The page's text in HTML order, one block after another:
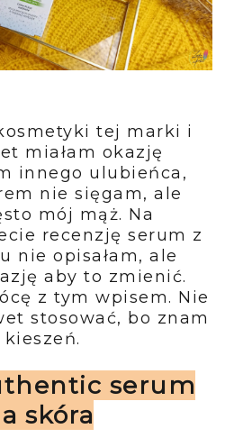
tej marki i
miałam okazję
innego ulubieńca,
nie sięgam, ale
mój mąż. Na
recenzję serum z
nie opisałam, ale
aby to zmienić.
z tym wpisem. Nie
stosować, bo znam
serum
skóra